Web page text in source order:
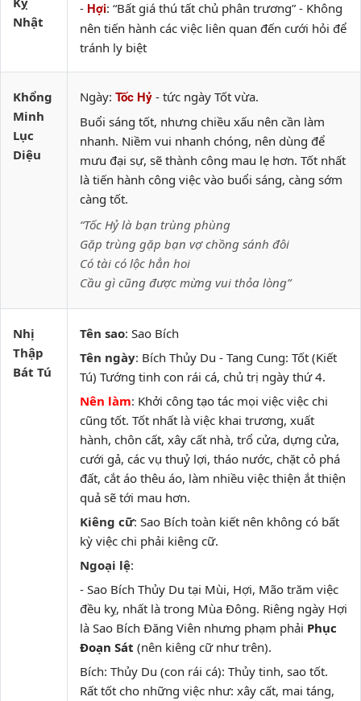
Nhật
- Hợi: “Bất giá thú tất chủ phân trương” - Không
nên tiến hành các việc liên quan đến cưới hỏi để
tránh ly biệt
Khổng
Minh
Lục
Diệu
Ngày: Tốc Hỷ - tức ngày Tốt vừa.
Buổi sáng tốt, nhưng chiều xấu nên cần làm
nhanh. Niềm vui nhanh chóng, nên dùng để
mưu đại sự, sẽ thành công mau lẹ hơn. Tốt nhất
là tiến hành công việc vào buổi sáng, càng sớm
càng tốt.
“Tốc Hỷ là bạn trùng phùng
Gặp trùng gặp bạn vợ chồng sánh đôi
Có tài có lộc hẳn hoi
Cầu gì cũng được mừng vui thỏa lòng”
Nhị
Thập
Bát Tú
Tên sao: Sao Bích
Tên ngày: Bích Thủy Du - Tang Cung: Tốt (Kiết
Tú) Tướng tinh con rái cá, chủ trị ngày thứ 4.
Nên làm: Khởi công tạo tác mọi việc việc chi
cũng tốt. Tốt nhất là việc khai trương, xuất
hành, chôn cất, xây cất nhà, trổ cửa, dựng cửa,
cưới gả, các vụ thuỷ lợi, tháo nước, chặt cỏ phá
đất, cắt áo thêu áo, làm nhiều việc thiện ắt thiện
quả sẽ tới mau hơn.
Kiêng cữ: Sao Bích toàn kiết nên không có bất
kỳ việc chi phải kiêng cữ.
Ngoại lệ:
- Sao Bích Thủy Du tại Mùi, Hợi, Mão trăm việc
đều kỵ, nhất là trong Mùa Đông. Riêng ngày Hợi
là Sao Bích Đăng Viên nhưng phạm phải Phục
Đoạn Sát (nên kiêng cữ như trên).
Bích: Thủy Du (con rái cá): Thủy tinh, sao tốt.
Rất tốt cho những việc như: xây cất, mai táng,